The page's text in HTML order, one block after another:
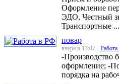
Оформление
ЭДО, Честный
Транспортные ...
повар
вчера в 13:07 -
-Производство
оформление; -
порядка на